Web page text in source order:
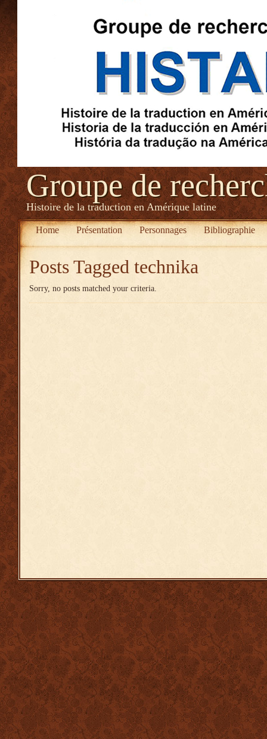
Groupe de
Histoire de la traduction en Amérique latine
Home Présentation Personnages Bibliographie
Posts Tagged technika
Sorry, no posts matched your criteria.